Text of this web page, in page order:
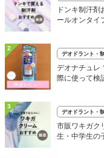
ドンキ制汗
ールオンタイ
2
デオドラント・
デオナチュレ
際に使って検
3
デオドラント・
市販ワキガク
生・中学生の